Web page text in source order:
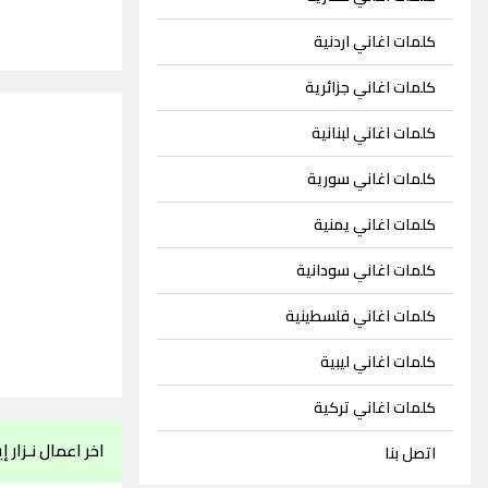
كلمات اغاني اردنية
كلمات اغاني جزائرية
كلمات اغاني لبنانية
كلمات اغاني سورية
كلمات اغاني يمنية
كلمات اغاني سودانية
كلمات اغاني فلسطينية
كلمات اغاني ليبية
كلمات اغاني تركية
اتصل بنا
اخر اعمال نـزار